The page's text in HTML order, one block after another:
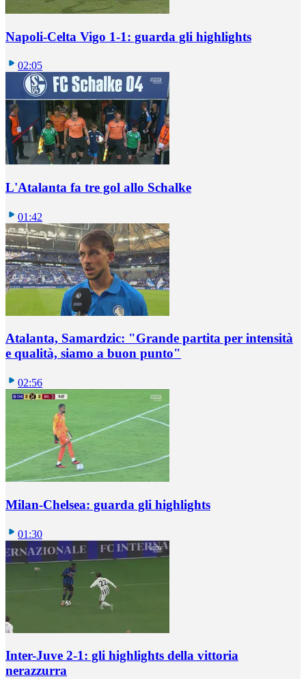
Napoli-Celta Vigo 1-1: guarda gli highlights
02:05
L'Atalanta fa tre gol allo Schalke
01:42
Atalanta, Samardzic: "Grande partita per intensità
e qualità, siamo a buon punto"
02:56
Milan-Chelsea: guarda gli highlights
01:30
Inter-Juve 2-1: gli highlights della vittoria
nerazzurra